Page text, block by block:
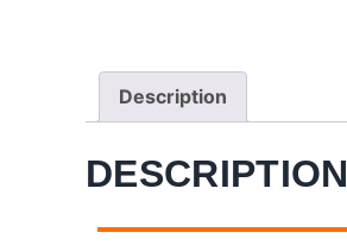
Description
DESCRIPTION